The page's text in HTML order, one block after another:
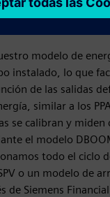
modelo de
instalado, lo que
de las salidas
similar a los
se calibran y
el modelo
todo el ciclo
o un modelo de
de Siemens